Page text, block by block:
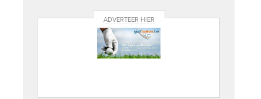
ADVERTEER HIER